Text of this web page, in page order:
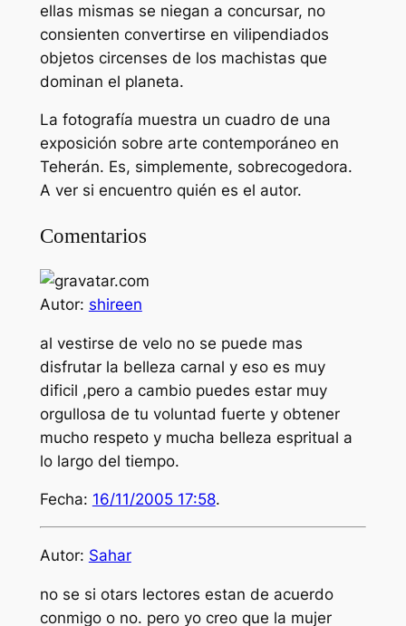
ellas mismas se niegan a concursar, no
consienten convertirse en vilipendiados
objetos circenses de los machistas que
dominan el planeta.
La fotografía muestra un cuadro de una
exposición sobre arte contemporáneo en
Teherán. Es, simplemente, sobrecogedora.
A ver si encuentro quién es el autor.
Comentarios
Autor: shireen
al vestirse de velo no se puede mas
disfrutar la belleza carnal y eso es muy
dificil ,pero a cambio puedes estar muy
orgullosa de tu voluntad fuerte y obtener
mucho respeto y mucha belleza espritual a
lo largo del tiempo.
Fecha: 16/11/2005 17:58.
Autor: Sahar
no se si otars lectores estan de acuerdo
conmigo o no. pero yo creo que la mujer